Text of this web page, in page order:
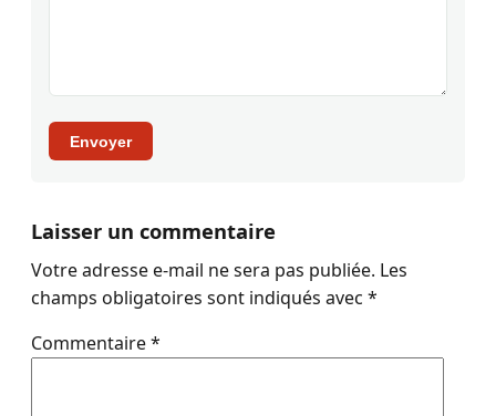
Envoyer
Laisser un commentaire
Votre adresse e-mail ne sera pas publiée. Les
champs obligatoires sont indiqués avec *
Commentaire*